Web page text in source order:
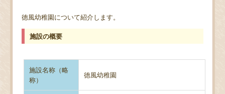
徳風幼稚園について紹介します。
施設の概要
施設名称（略
称）
徳風幼稚園